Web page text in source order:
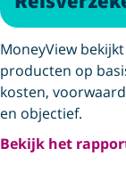
MoneyView
producten op
kosten,
en objectief.
Bekijk het